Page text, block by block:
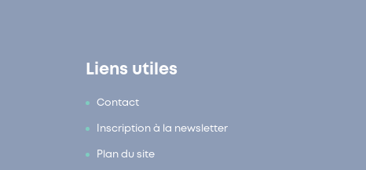
Liens utiles
Contact
Inscription à la newsletter
Plan du site